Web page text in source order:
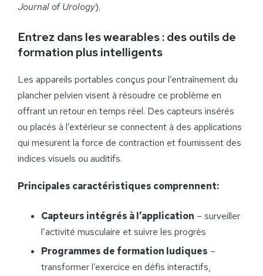
Journal of Urology).
Entrez dans les wearables : des outils de
formation plus intelligents
Les appareils portables conçus pour l’entraînement du
plancher pelvien visent à résoudre ce problème en
offrant un retour en temps réel. Des capteurs insérés
ou placés à l’extérieur se connectent à des applications
qui mesurent la force de contraction et fournissent des
indices visuels ou auditifs.
Principales caractéristiques comprennent:
Capteurs intégrés à l’application – surveiller
l’activité musculaire et suivre les progrès
Programmes de formation ludiques –
transformer l’exercice en défis interactifs,